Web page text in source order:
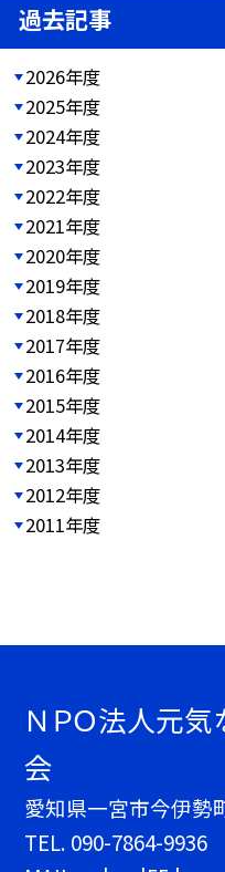
過去記事
2026年度
2025年度
2024年度
2023年度
2022年度
2021年度
2020年度
2019年度
2018年度
2017年度
2016年度
2015年度
2014年度
2013年度
2012年度
2011年度
ＮＰＯ法人元
会
愛知県一宮市今伊勢
TEL. 090-7864-9936